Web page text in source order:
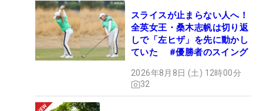
スライスが止まらない人へ！
全英女王・桑木志帆は切り返
しで「左ヒザ」を先に動かし
ていた #優勝者のスイング
2026年8月8日 (土) 12時00分
32